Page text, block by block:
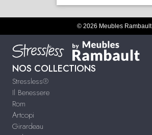
© 2026 Meubles Rambault
NOS COLLECTIONS
Stressless®
Il Benessere
Rom
Artcopi
Girardeau